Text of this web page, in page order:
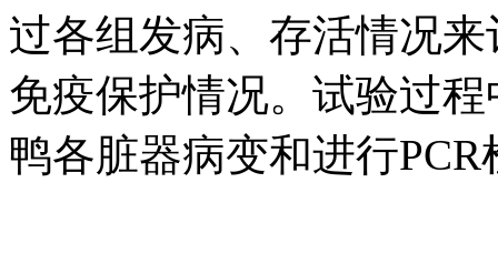
过各组发病、存活情况
免疫保护情况。试验过
鸭各脏器病变和进行PCR